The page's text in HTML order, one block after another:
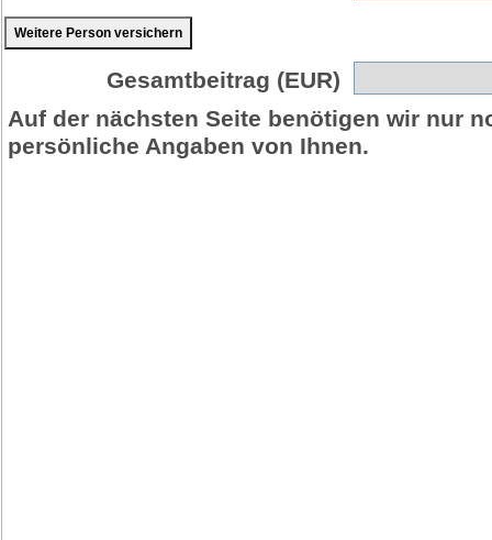
Weitere Person versichern
Gesamtbeitrag (EUR)
Auf der nächsten Seite benötigen wir nur
persönliche Angaben von Ihnen.